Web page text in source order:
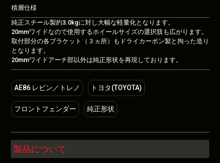
積層仕様
純正スチール製約3.0kgに対し大幅な軽量化となります。
20mmワイドなので使用するホイールサイズの選択肢も広がります。
取付部分の各ブラケット（３ヵ所）もドライカーボン製と拘った造り
となります。
20mmワイドアーチ部以外は純正形状を再現しております。
AE86 レビン／トレノ トヨタ(TOYOTA)
フロントフェンダー 純正形状
製品について